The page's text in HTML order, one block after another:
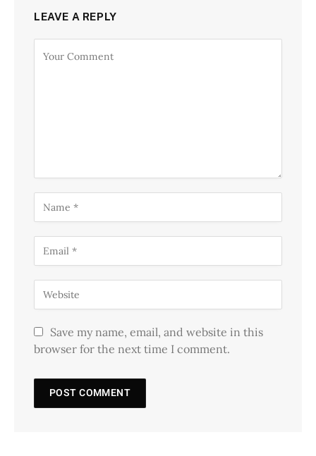
LEAVE A REPLY
Save my name, email, and website in this
browser for the next time I comment.